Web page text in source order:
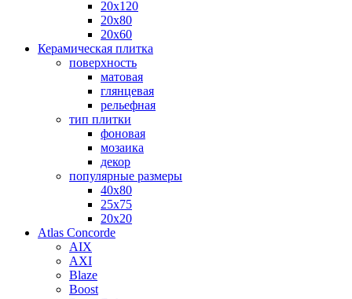
20х120
20х80
20х60
Керамическая плитка
поверхность
матовая
глянцевая
рельефная
тип плитки
фоновая
мозаика
декор
популярные размеры
40х80
25х75
20х20
Atlas Concorde
AIX
AXI
Blaze
Boost